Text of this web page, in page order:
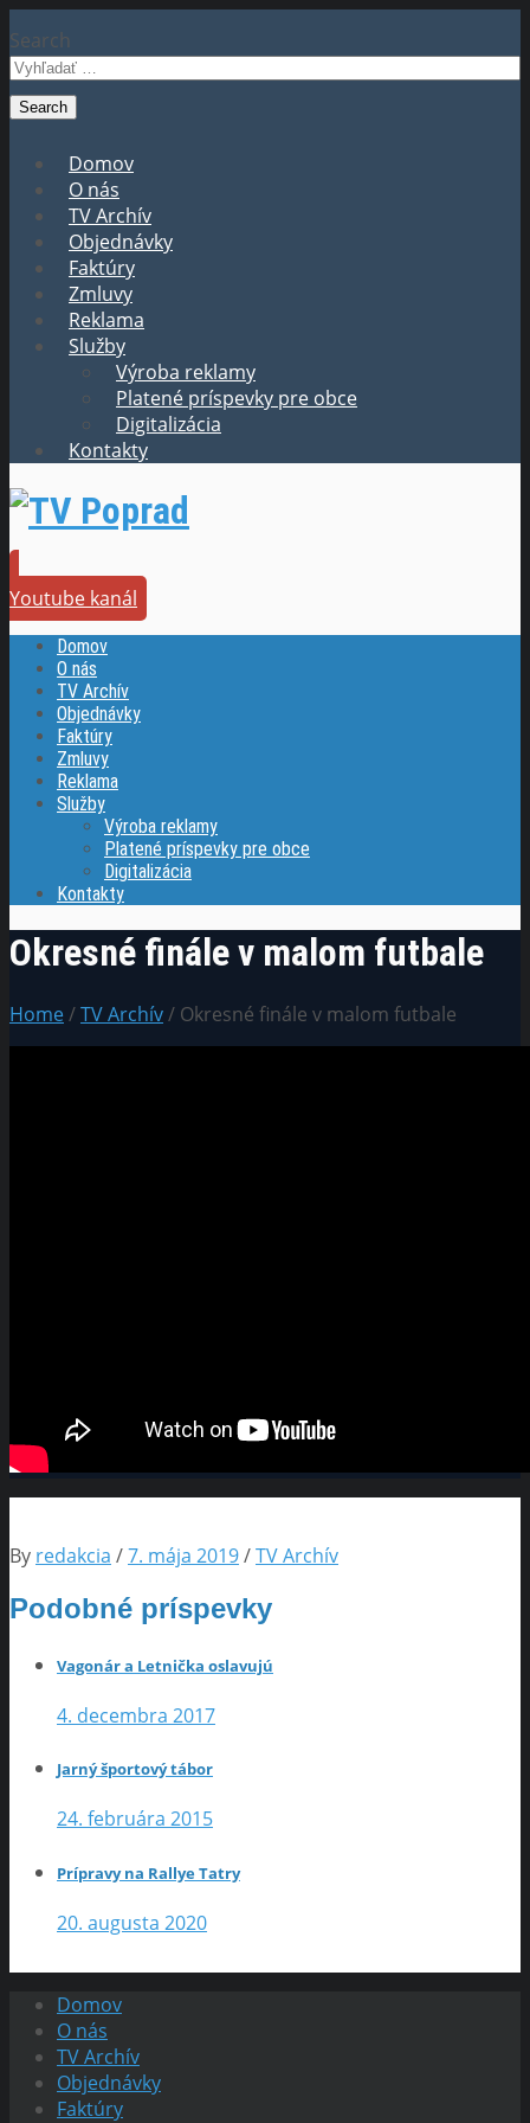
Search
Domov
O nás
TV Archív
Objednávky
Faktúry
Zmluvy
Reklama
Služby
Výroba reklamy
Platené príspevky pre obce
Digitalizácia
Kontakty
Youtube kanál
Domov
O nás
TV Archív
Objednávky
Faktúry
Zmluvy
Reklama
Služby
Výroba reklamy
Platené príspevky pre obce
Digitalizácia
Kontakty
Okresné finále v malom futbale
Home/TV Archív/ Okresné finále v malom futbale
By redakcia /7. mája 2019/TV Archív
Podobné príspevky
Vagonár a Letnička oslavujú
4. decembra 2017
Jarný športový tábor
24. februára 2015
Prípravy na Rallye Tatry
20. augusta 2020
Domov
O nás
TV Archív
Objednávky
Faktúry